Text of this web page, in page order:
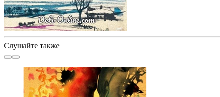
Слушайте также